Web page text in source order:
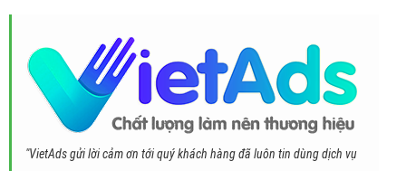
"VietAds gửi lời cảm ơn tới quý khách hàng đã luôn tin dùng dịch vụ